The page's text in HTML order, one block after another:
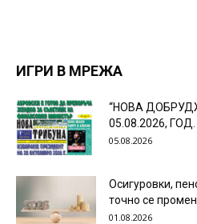
ИГРИ В МРЕЖА
“НОВА
05.08.2026,
05.08.2026
Осигуровки,
точно се
01.08.2026